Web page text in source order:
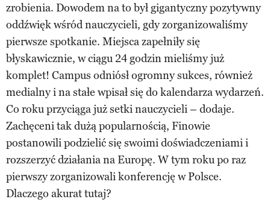
zrobienia. Dowodem na to był gigantyczny pozytywny
oddźwięk wśród nauczycieli, gdy zorganizowaliśmy
pierwsze spotkanie. Miejsca zapełniły się
błyskawicznie, w ciągu 24 godzin mieliśmy już
komplet! Campus odniósł ogromny sukces, również
medialny i na stałe wpisał się do kalendarza wydarzeń.
Co roku przyciąga już setki nauczycieli – dodaje.
Zachęceni tak dużą popularnością, Finowie
postanowili podzielić się swoimi doświadczeniami i
rozszerzyć działania na Europę. W tym roku po raz
pierwszy zorganizowali konferencję w Polsce.
Dlaczego akurat tutaj?